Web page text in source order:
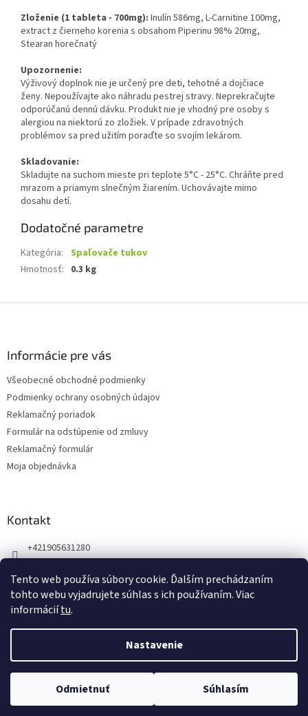
Tento web používa súbory cookie. Ďalším prechádzaním
tohto webu vyjadrujete súhlas s ich používaním. Viac
informáciítu.
Nastavenie
Odmietnuť Súhlasím
Zloženie (1 tableta - 700mg): Inulín 586mg, L-Carnitine 100mg,
extract z čierneho korenia s obsahom Piperinu 98% 20mg,
Stearan horečnatý
Upozornenie:
Výživový doplnok nie je určený pre deti, tehotné a dojčiace
ženy. Nepoužívajte ako náhradu pestrej stravy. Neprekračujte
odporúčanú dennú dávku. Produkt nie je vhodný pre osoby s
alergiou na niektorú zo zložiek. V prípade zdravotných
problémov sa pred užitím poraďte so svojím lekárom.
Skladovanie:
Skladujte na suchom mieste pri teplote 5°C - 25°C. Chráňte pred
mrazom a priamym slnečným žiarením. Uchovávajte mimo
dosahu detí.
Dodatočné parametre
Kategória: Spaľovače tukov
Hmotnosť: 0.3 kg
Informácie pre vás
Všeobecné obchodné podmienky
Podmienky ochrany osobných údajov
Reklamačný poriadok
Formulár na odstúpenie od zmluvy
Reklamačný formulár
Moja objednávka
Kontakt
+421905631280
123zdravie.sk/
Vytvoril Shoptet
Copyright 2026 . Všetky práva vyhradené.